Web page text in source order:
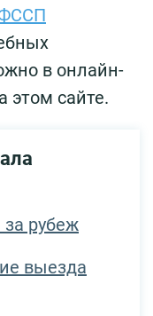
в онлайн-
этом сайте.
рубеж
выезда